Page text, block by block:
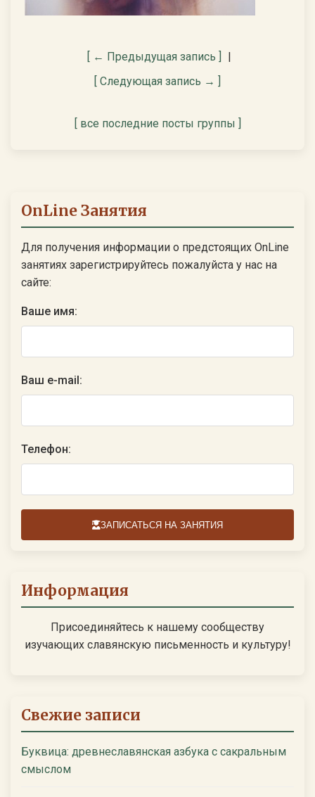
[ ← Предыдущая запись ]
|
[ Следующая запись → ]
[ все последние посты группы ]
OnLine Занятия
Для получения информации о предстоящих OnLine
занятиях зарегистрируйтесь пожалуйста у нас на
сайте:
Ваше имя:
Ваш e-mail:
Телефон:
ЗАПИСАТЬСЯ НА ЗАНЯТИЯ
Информация
Присоединяйтесь к нашему сообществу
изучающих славянскую письменность и культуру!
Свежие записи
Буквица: древнеславянская азбука с сакральным
смыслом